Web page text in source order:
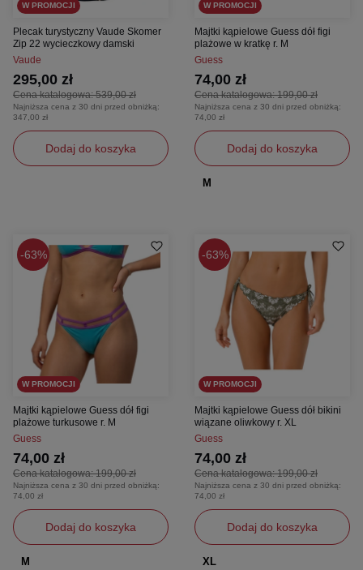
W PROMOCJI
Plecak turystyczny Vaude Skomer
Zip 22 wycieczkowy damski
Vaude
Cena katalogowa:539,00 zł
295,00 zł
Najniższa cena z 30 dni przed obniżką:
347,00 zł
Dodaj do koszyka
W PROMOCJI
Majtki kąpielowe Guess dół figi
plażowe w kratkę r. M
Guess
Cena katalogowa:199,00 zł
74,00 zł
Najniższa cena z 30 dni przed obniżką:
74,00 zł
Dodaj do koszyka
M
63%
W PROMOCJI
Majtki kąpielowe Guess dół figi
plażowe turkusowe r. M
Guess
Cena katalogowa:199,00 zł
74,00 zł
Najniższa cena z 30 dni przed obniżką:
74,00 zł
Dodaj do koszyka
M
63%
W PROMOCJI
Majtki kąpielowe Guess dół bikini
wiązane oliwkowy r. XL
Guess
Cena katalogowa:199,00 zł
74,00 zł
Najniższa cena z 30 dni przed obniżką:
74,00 zł
Dodaj do koszyka
XL